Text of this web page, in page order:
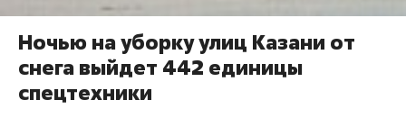
Ночью на уборку улиц Казани от
снега выйдет 442 единицы
спецтехники